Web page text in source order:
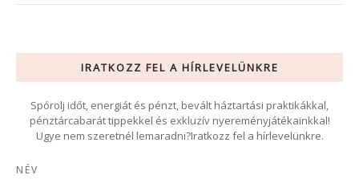
IRATKOZZ FEL A HÍRLEVELÜNKRE
Spórolj időt, energiát és pénzt, bevált háztartási praktikákkal,
pénztárcabarát tippekkel és exkluzív nyereményjátékainkkal!
Ugye nem szeretnél lemaradni?Iratkozz fel a hírlevelünkre.
NÉV